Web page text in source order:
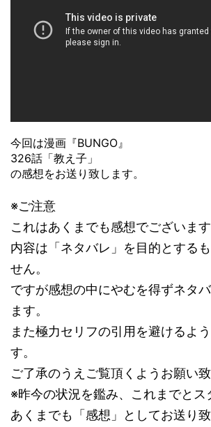
今回は漫画『BUNGO』
326話「教え子」
の感想をお送り致します。
※ご注意
これはあくまでも感想でございます
内容は「ネタバレ」を目的とする
せん。
ですが感想の中にやむを得ずネタ
ます。
また極力セリフの引用を避けるよ
す。
ご了承のうえご覧頂くようお願い致
※昨今の状況を鑑み、これまでとス
あくまでも「感想」としてお送り致